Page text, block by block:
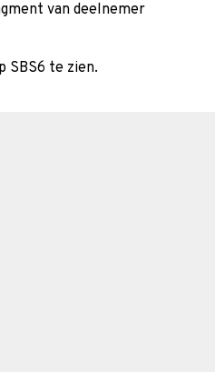
van deelnemer
SBS6 te zien.